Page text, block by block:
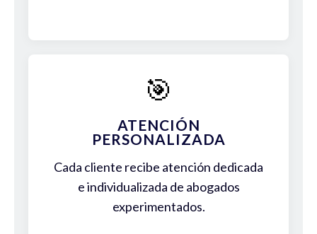
🎯
ATENCIÓN
PERSONALIZADA
Cada cliente recibe atención dedicada
e individualizada de abogados
experimentados.